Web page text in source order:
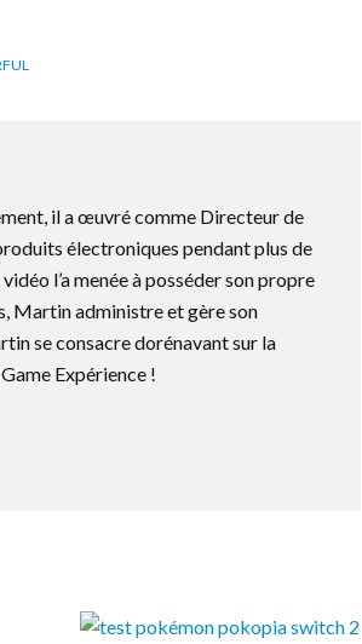
il a œuvré comme Directeur de
électroniques pendant plus de
l’a menée à posséder son propre
Martin administre et gère son
se consacre dorénavant sur la
Expérience !